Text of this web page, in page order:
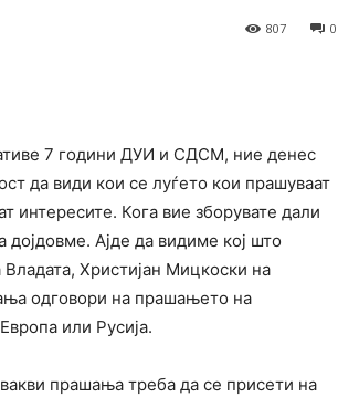
0
807
7 години ДУИ и СДСМ, ние денес
да види кои се луѓето кои прашуваат
интересите. Кога вие зборувате дали
дојдовме. Ајде да видиме кој што
Владата, Христијан Мицкоски на
одговори на прашањето на
или Русија.
прашања треба да се присети на